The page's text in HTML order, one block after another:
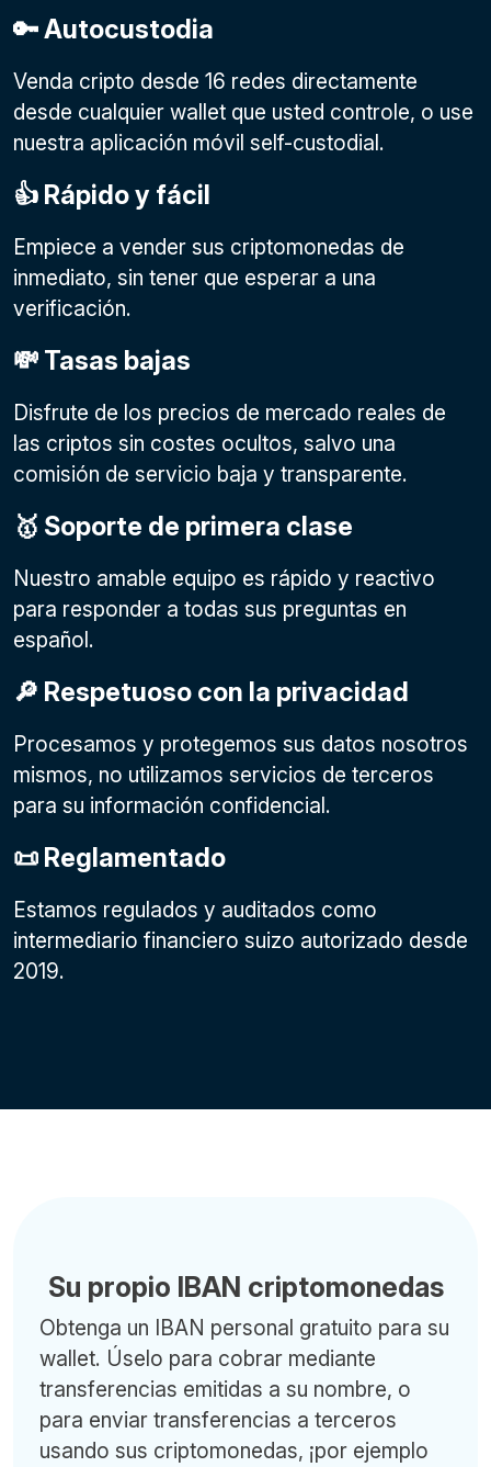
🔑 Autocustodia
Venda cripto desde 16 redes directamente
desde cualquier wallet que usted controle, o use
nuestra aplicación móvil self-custodial.
👍 Rápido y fácil
Empiece a vender sus criptomonedas de
inmediato, sin tener que esperar a una
verificación.
💸 Tasas bajas
Disfrute de los precios de mercado reales de
las criptos sin costes ocultos, salvo una
comisión de servicio baja y transparente.
🥇 Soporte de primera clase
Nuestro amable equipo es rápido y reactivo
para responder a todas sus preguntas en
español.
🔎 Respetuoso con la privacidad
Procesamos y protegemos sus datos nosotros
mismos, no utilizamos servicios de terceros
para su información confidencial.
📜 Reglamentado
Estamos regulados y auditados como
intermediario financiero suizo autorizado desde
2019.
Su propio IBAN criptomonedas
Obtenga un IBAN personal gratuito para su
wallet. Úselo para cobrar mediante
transferencias emitidas a su nombre, o
para enviar transferencias a terceros
usando sus criptomonedas, ¡por ejemplo